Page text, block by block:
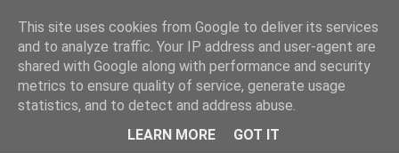
A Escolha É Sua Escportugal
This site uses cookies from Google to deliver its services
and to analyze traffic. Your IP address and user-agent are
shared with Google along with performance and security
metrics to ensure quality of service, generate usage
statistics, and to detect and address abuse.
LEARN MORE
GOT IT